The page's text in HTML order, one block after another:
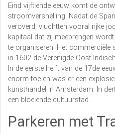
Eind vijftiende eeuw komt de
stroomversnelling. Nadat de
veroverd, vluchtten vooral rijke
kapitaal dat zij meebrengen
te organiseren. Het
in 1602 de Verenigde Oost-
In de eerste helft van de 17de
enorm toe en was er een
kunsthandel in Amsterdam. In
een bloeiende cultuurstad.
Parkeren met